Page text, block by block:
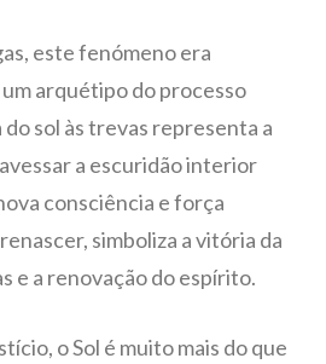
este fenómeno era
arquétipo do processo
sol às trevas representa a
a escuridão interior
consciência e força
simboliza a vitória da
e a renovação do espírito.
o Sol é muito mais do que